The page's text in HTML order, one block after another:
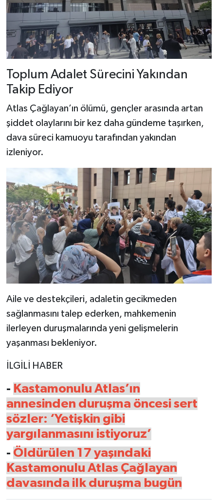
Toplum Adalet Sürecini Yakından
Takip Ediyor
Atlas Çağlayan’ın ölümü, gençler arasında artan
şiddet olaylarını bir kez daha gündeme taşırken,
dava süreci kamuoyu tarafından yakından
izleniyor.
Aile ve destekçileri, adaletin gecikmeden
sağlanmasını talep ederken, mahkemenin
ilerleyen duruşmalarında yeni gelişmelerin
yaşanması bekleniyor.
İLGİLİ HABER
- Kastamonulu Atlas’ın
annesinden duruşma öncesi sert
sözler: ‘Yetişkin gibi
yargılanmasını istiyoruz’
- Öldürülen 17 yaşındaki
Kastamonulu Atlas Çağlayan
davasında ilk duruşma bugün